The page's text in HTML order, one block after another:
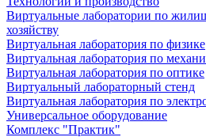
Виртуальные лаборатории по
хозяйству
Виртуальная лаборатория по физике
Виртуальная лаборатория по
Виртуальная лаборатория по оптике
Виртуальный лабораторный стенд
Виртуальная лаборатория по
Универсальное оборудование
Комплекс "Практик"